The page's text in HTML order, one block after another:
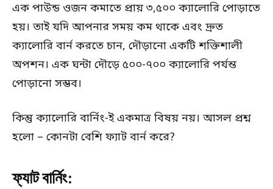
এক পাউন্ড ওজন কমাতে প্রায় ৩,৫০০ ক্যালোরি পোড়াতে
হয়। তাই যদি আপনার সময় কম থাকে এবং দ্রুত
ক্যালোরি বার্ন করতে চান, দৌড়ানো একটি শক্তিশালী
অপশন। এক ঘন্টা দৌড়ে ৫০০-৭০০ ক্যালোরি পর্যন্ত
পোড়ানো সম্ভব।
কিন্তু ক্যালোরি বার্নিং-ই একমাত্র বিষয় নয়। আসল প্রশ্ন
হলো – কোনটা বেশি ফ্যাট বার্ন করে?
ফ্যাট বার্নিং: